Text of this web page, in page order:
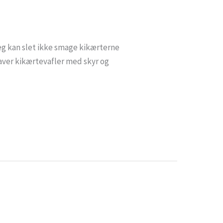
kan slet ikke smage kikærterne
kikærtevafler med skyr og